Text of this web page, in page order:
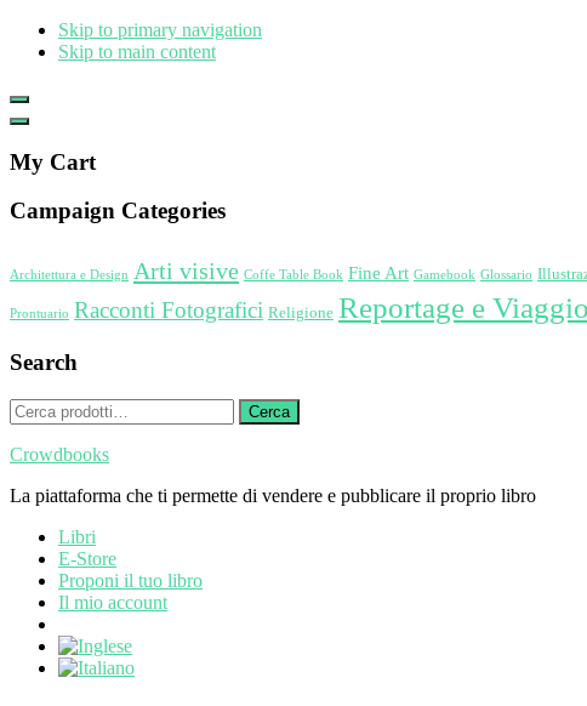
Skip to primary navigation
Skip to main content
Show
Offscreen
Hide
Content
My Cart
Campaign Categories
Architettura e Design Arti visive Coffe Table Book Fine Art Gamebook Glossario
Prontuario Racconti Fotografici Religione Reportage e Viaggio
Search
Cerca: Cerca
Crowdbooks
La piattaforma che ti permette di vendere e pubblicare il proprio libro
Libri
E-Store
Proponi il tuo libro
Il mio account